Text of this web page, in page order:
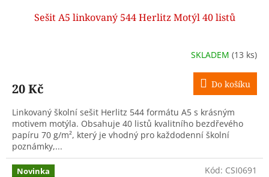
Sešit A5 linkovaný 544 Herlitz Motýl 40 listů
SKLADEM (13 ks)
20 Kč Do košíku
Linkovaný školní sešit Herlitz 544 formátu A5 s krásným
motivem motýla. Obsahuje 40 listů kvalitního bezdřevého
papíru 70 g/m², který je vhodný pro každodenní školní
poznámky,...
Novinka Kód: CSI0691